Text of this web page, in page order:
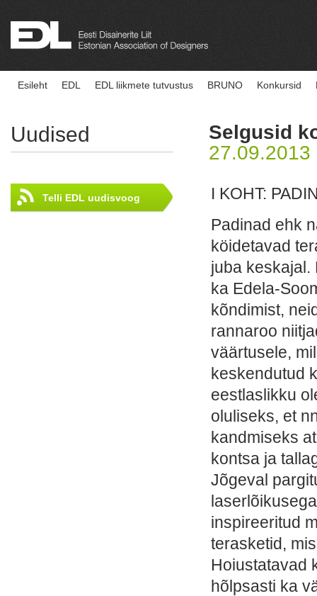
Esileht EDL EDL liikmete tutvustus BRUNO Konkursid
Uudised
Telli EDL uudisvoog
Selgusid
27.09.2013
I KOHT:
Padinad ehk
köidetavad
juba keskajal.
ka Edela-
kõndimist,
rannaroo
väärtusele,
keskendutud
eestlaslikku
oluliseks, et
kandmiseks
kontsa ja
Jõgeval
inspireeritud
terasketid,
Hoiustatavad
hõlpsasti ka